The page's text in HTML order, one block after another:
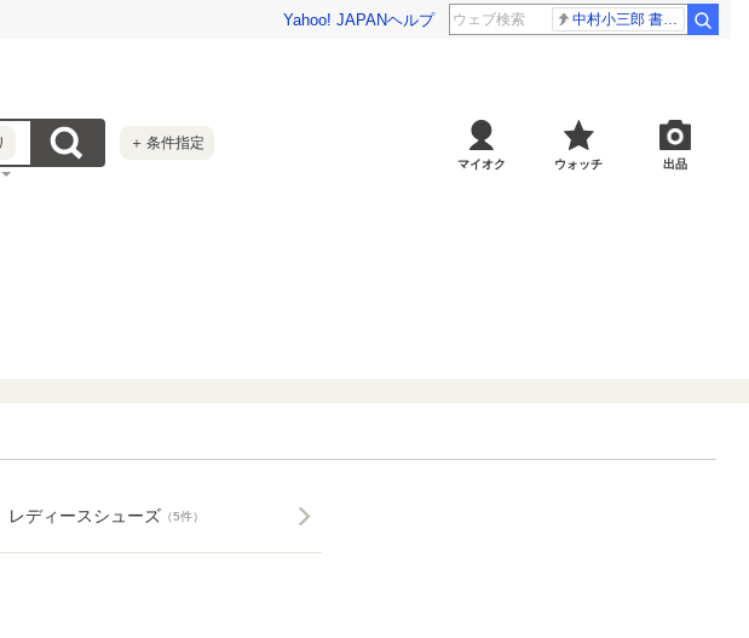
Yahoo! JAPANヘルプ 中村小三郎 書類送検
＋ 条件指定
マイオク ウォッチ 出品
レディースシューズ （5件）